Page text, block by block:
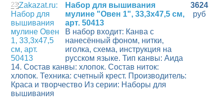
23
Набор для вышивания
мулине "Овен 1", 33,3х47,5 см,
арт. 50413
В набор входит: Канва с
нанесённый фоном, нитки,
иголка, схема, инструкция на
русском языке. Тип канвы: Аида
14. Состав канвы: хлопок. Состав ниток:
хлопок. Техника: счетный крест. Производитель:
Краса и творчество Из серии: Наборы для
вышивания
3624
руб